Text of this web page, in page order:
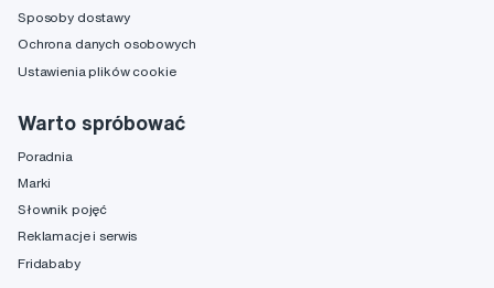
Sposoby dostawy
Ochrona danych osobowych
Ustawienia plików cookie
Warto spróbować
Poradnia
Marki
Słownik pojęć
Reklamacje i serwis
Fridababy